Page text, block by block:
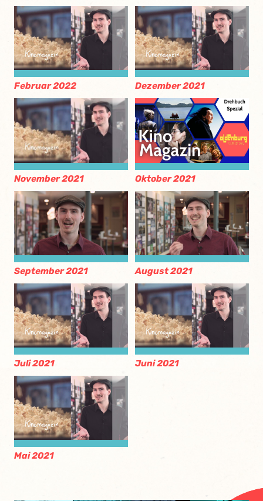
Februar 2022 Dezember 2021
November 2021 Oktober 2021
September 2021 August 2021
Juli 2021 Juni 2021
Mai 2021